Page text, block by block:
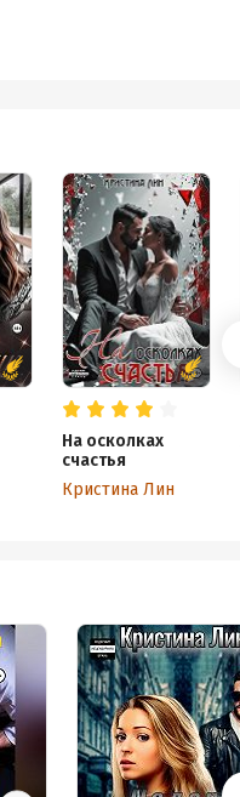
На осколках
счастья
Кристина Лин